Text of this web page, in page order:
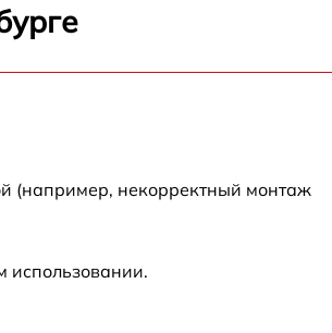
(например, некорректный монтаж
использовании.